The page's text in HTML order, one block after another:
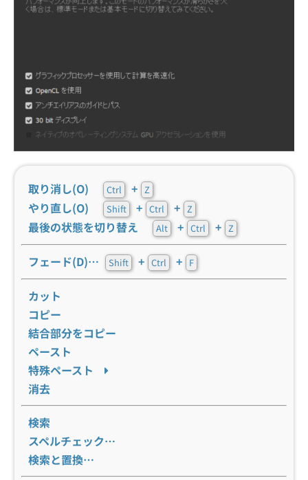
取り消し(O) Ctrl + Z
やり直し(O) Shift + Ctrl + Z
最後の状態を切り替え Alt + Ctrl + Z
フェード(D)… Shift + Ctrl + F
カット
コピー
結合部分をコピー
ペースト
特殊ペースト
消去
検索
スペルチェック…
検索と置換…